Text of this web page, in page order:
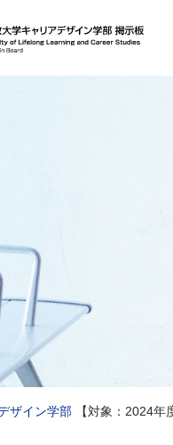
ザイン学部 【対象：2024